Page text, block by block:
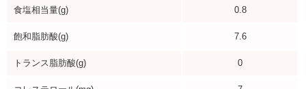
食塩相当量(g) 0.8
飽和脂肪酸(g) 7.6
トランス脂肪酸(g) 0